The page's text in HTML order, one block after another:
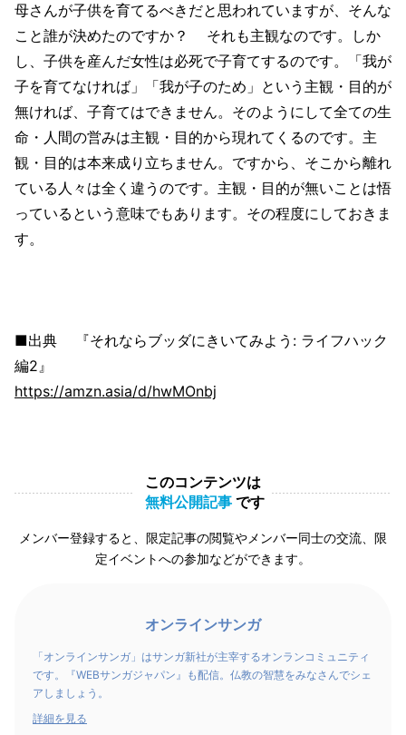
母さんが子供を育てるべきだと思われていますが、そんな
こと誰が決めたのですか？ それも主観なのです。しか
し、子供を産んだ女性は必死で子育てするのです。「我が
子を育てなければ」「我が子のため」という主観・目的が
無ければ、子育てはできません。そのようにして全ての生
命・人間の営みは主観・目的から現れてくるのです。主
観・目的は本来成り立ちません。ですから、そこから離れ
ている人々は全く違うのです。主観・目的が無いことは悟
っているという意味でもあります。その程度にしておきま
す。
■出典 『それならブッダにきいてみよう: ライフハック
編2』
https://amzn.asia/d/hwMOnbj
このコンテンツは
無料公開記事 です
メンバー登録すると、限定記事の閲覧やメンバー同士の交流、限
定イベントへの参加などができます。
オンラインサンガ
「オンラインサンガ」はサンガ新社が主宰するオンランコミュニティ
です。『WEBサンガジャパン』も配信。仏教の智慧をみなさんでシェ
アしましょう。
詳細を見る